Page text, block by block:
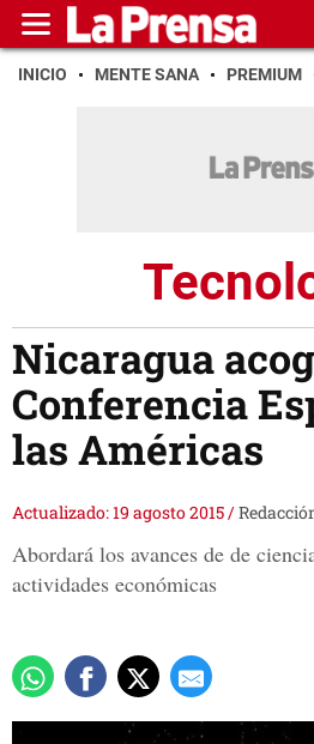
INICIO MENTE SANA PREMIUM
Nicaragua
Conferencia
las Américas
Actualizado: 19 agosto 2015/
Abordará los avances de de
actividades económicas